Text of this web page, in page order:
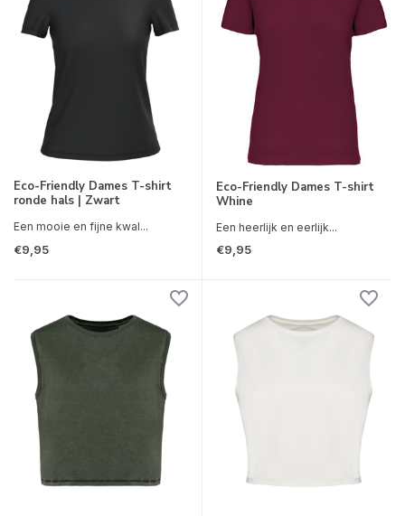
Eco-Friendly Dames T-shirt
ronde hals | Zwart
Een mooie en fijne kwal...
€9,95
Eco-Friendly Dames T-shirt
Whine
Een heerlijk en eerlijk...
€9,95